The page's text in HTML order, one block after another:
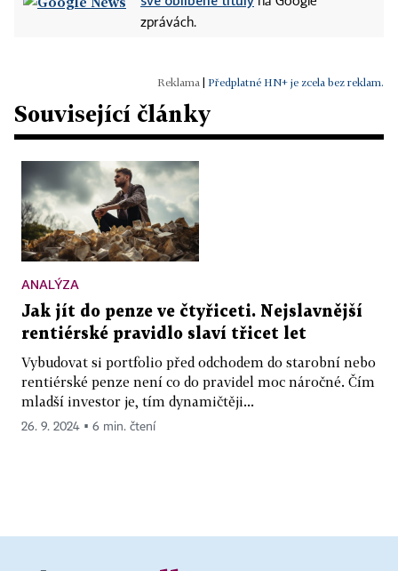
zprávách.
Předplatné HN+ je zcela bez reklam.
Související články
ANALÝZA
Jak jít do penze ve čtyřiceti. Nejslavnější
rentiérské pravidlo slaví třicet let
Vybudovat si portfolio před odchodem do starobní nebo
rentiérské penze není co do pravidel moc náročné. Čím
mladší investor je, tím dynamičtěji...
26. 9. 2024 ▪ 6 min. čtení